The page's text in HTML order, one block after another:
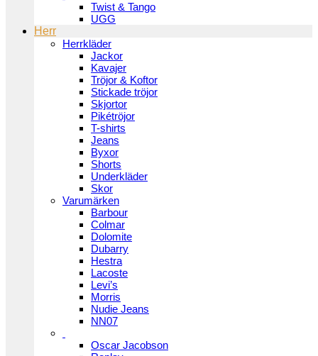
Twist & Tango
UGG
Herr
Herrkläder
Jackor
Kavajer
Tröjor & Koftor
Stickade tröjor
Skjortor
Pikétröjor
T-shirts
Jeans
Byxor
Shorts
Underkläder
Skor
Varumärken
Barbour
Colmar
Dolomite
Dubarry
Hestra
Lacoste
Levi’s
Morris
Nudie Jeans
NN07
Oscar Jacobson